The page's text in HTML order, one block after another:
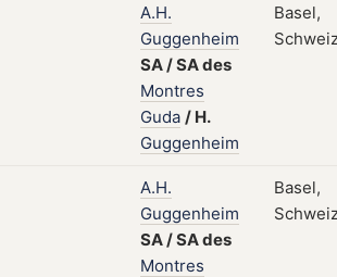
A.H.
Guggenheim
SA/SAdes
Montres
Guda / H.
Guggenheim
Basel,
A.H.
Guggenheim
SA/SAdes
Montres
Basel,